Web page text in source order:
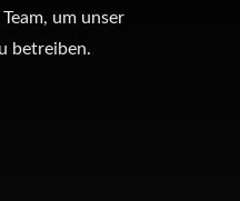
um unser
betreiben.